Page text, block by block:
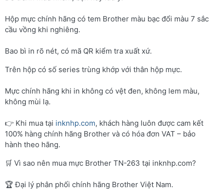
Hộp mực chính hãng có tem Brother màu bạc đổi màu 7 sắc
cầu vồng khi nghiêng.
Bao bì in rõ nét, có mã QR kiểm tra xuất xứ.
Trên hộp có số series trùng khớp với thân hộp mực.
Mực chính hãng khi in không có vệt đen, không lem màu,
không mùi lạ.
👉 Khi mua tại inknhp.com, khách hàng luôn được cam kết
100% hàng chính hãng Brother và có hóa đơn VAT – bảo
hành theo hãng.
🛒 Vì sao nên mua mực Brother TN-263 tại inknhp.com?
🏆 Đại lý phân phối chính hãng Brother Việt Nam.